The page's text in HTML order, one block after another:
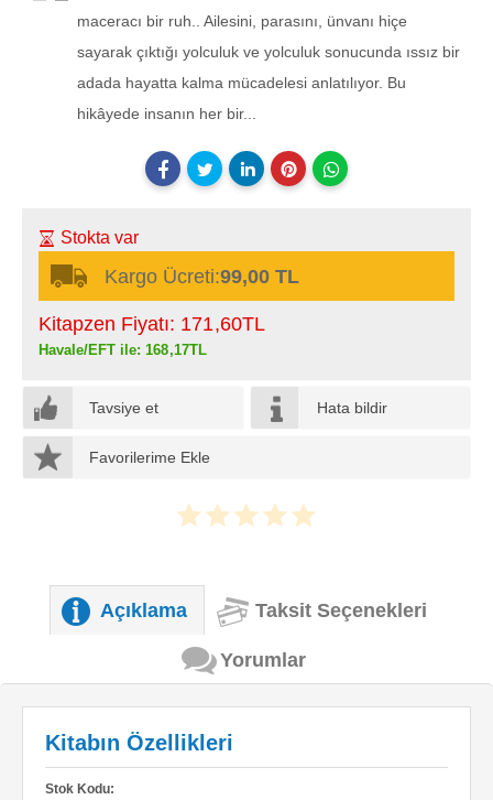
maceracı bir ruh.. Ailesini, parasını, ünvanı hiçe
sayarak çıktığı yolculuk ve yolculuk sonucunda ıssız bir
adada hayatta kalma mücadelesi anlatılıyor. Bu
hikâyede insanın her bir...
Stokta var
Kargo Ücreti:99,00 TL
Kitapzen Fiyatı: 171,60TL
Havale/EFT ile: 168,17TL
Tavsiye et Hata bildir
Favorilerime Ekle
Açıklama Taksit Seçenekleri
Yorumlar
Kitabın Özellikleri
Stok Kodu: